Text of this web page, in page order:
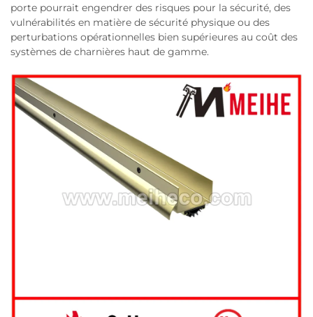
porte pourrait engendrer des risques pour la sécurité, des
vulnérabilités en matière de sécurité physique ou des
perturbations opérationnelles bien supérieures au coût des
systèmes de charnières haut de gamme.